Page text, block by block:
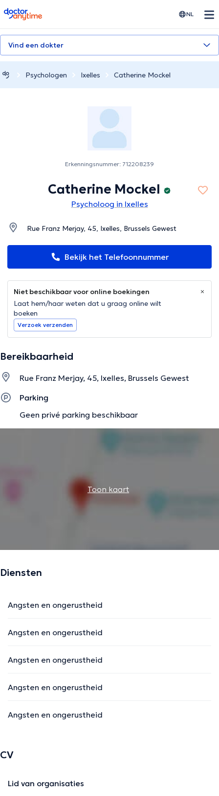
doctoranytime NL
Vind een dokter
Psychologen Ixelles Catherine Mockel
Erkenningsnummer: 712208239
Catherine Mockel
Psycholoog in Ixelles
Rue Franz Merjay, 45, Ixelles, Brussels Gewest
Bekijk het Telefoonnummer
Niet beschikbaar voor online boekingen
Laat hem/haar weten dat u graag online wilt
boeken
Verzoek verzenden
Bereikbaarheid
Rue Franz Merjay, 45, Ixelles, Brussels Gewest
Parking
Geen privé parking beschikbaar
Toon kaart
Diensten
Angsten en ongerustheid
Angsten en ongerustheid
Angsten en ongerustheid
Angsten en ongerustheid
Angsten en ongerustheid
CV
Lid van organisaties